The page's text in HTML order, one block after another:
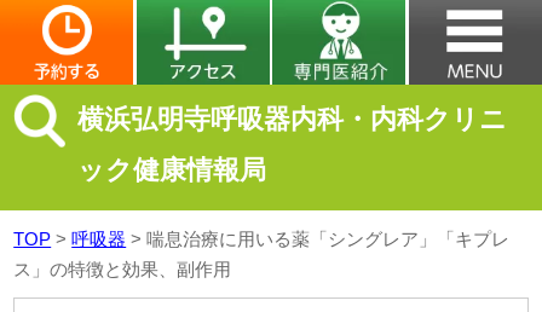
横浜弘明寺呼吸器内科・内科クリニ
ック健康情報局
TOP >呼吸器 >喘息治療に用いる薬「シングレア」「キプレ
ス」の特徴と効果、副作用